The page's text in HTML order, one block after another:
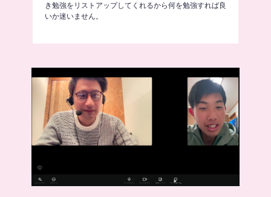
き勉強をリストアップしてくれるから何を勉強すれば良
いか迷いません。